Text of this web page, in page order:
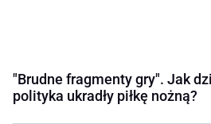
"Brudne fragmenty gry". Jak
polityka ukradły piłkę nożną?